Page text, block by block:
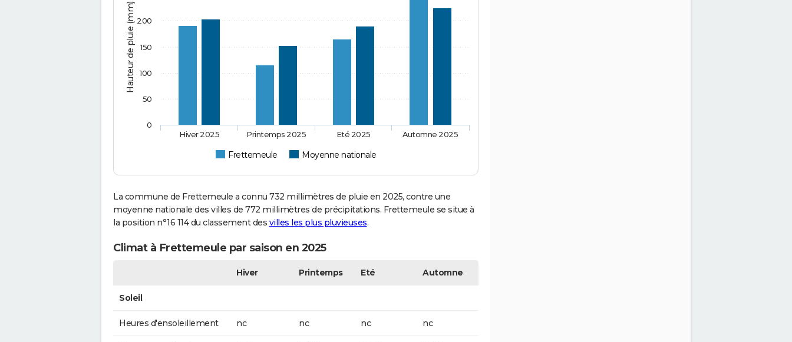
Hauteur de pluie (mm)
Frettemeule Moyenne nationale
Hiver 2025 Printemps 2025 Eté 2025 Automne 2025
0
50
100
150
200
La commune de Frettemeule a connu 732 millimètres de pluie en 2025, contre une
moyenne nationale des villes de 772 millimètres de précipitations. Frettemeule se situe à
la position n°16 114 du classement des villes les plus pluvieuses.
Climat à Frettemeule par saison en 2025
Hiver Printemps Eté Automne
Soleil
Heures d'ensoleillement nc nc nc nc